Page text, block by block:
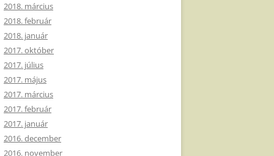
2018. március
2018. február
2018. január
2017. október
2017. július
2017. május
2017. március
2017. február
2017. január
2016. december
2016. november